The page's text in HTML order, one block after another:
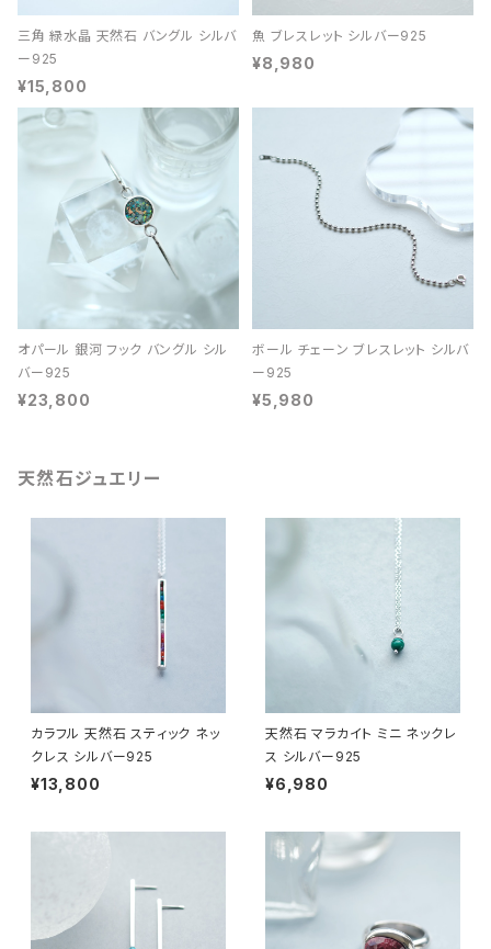
三角 緑水晶 天然石 バングル シルバ
ー925
¥15,800
魚 ブレスレット シルバー925
¥8,980
オパール 銀河 フック バングル シル
バー925
¥23,800
ボール チェーン ブレスレット シルバ
ー925
¥5,980
天然石ジュエリー
カラフル 天然石 スティック ネッ
クレス シルバー925
¥13,800
天然石 マラカイト ミニ ネックレ
ス シルバー925
¥6,980